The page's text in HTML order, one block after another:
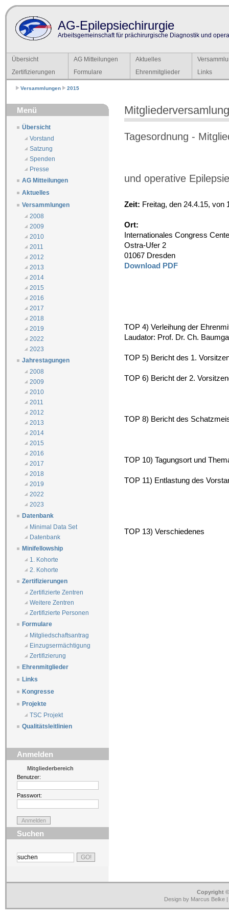
AG-Epilepsiechirurgie
Arbeitsgemeinschaft für prächirurgische Diagnostik und
Übersicht AG Mitteilungen Aktuelles
Zertifizierungen
Formulare Ehrenmitglieder Links
Versammlungen 2015
Menü
Übersicht
Vorstand
Satzung
Spenden
Presse
AG Mitteilungen
Aktuelles
Versammlungen
2008
2009
2010
2011
2012
2013
2014
2015
2016
2017
2018
2019
2022
2023
Jahrestagungen
2008
2009
2010
2011
2012
2013
2014
2015
2016
2017
2018
2019
2022
2023
Datenbank
Minimal Data Set
Datenbank
Minifellowship
1. Kohorte
2. Kohorte
Zertifizierungen
Zertifizierte Zentren
Weitere Zentren
Zertifizierte Personen
Formulare
Mitgliedschaftsantrag
Einzugsermächtigung
Zertifizierung
Ehrenmitglieder
Links
Kongresse
Projekte
TSC Projekt
Qualitätsleitlinien
Anmelden
Mitgliederbereich
Benutzer:
Passwort:
Suchen
Tagesordnung -
und operative
Zeit: Freitag, den 24.4.15, von
Ort:
Internationales Congress
Ostra-Ufer 2
01067 Dresden
Download PDF
TOP 4) Verleihung der
Laudator: Prof. Dr. Ch.
TOP 5) Bericht des 1.
TOP 6) Bericht der 2.
TOP 8) Bericht des
TOP 10) Tagungsort und
TOP 11) Entlastung des
TOP 13) Verschiedenes
Copyright
Design by Marcus Belke